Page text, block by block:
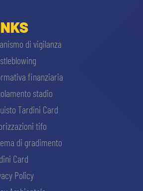
di vigilanza
finanziaria
stadio
Tardini Card
tifo
di gradimento
Card
Policy